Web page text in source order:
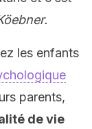
les enfants
parents,
de vie